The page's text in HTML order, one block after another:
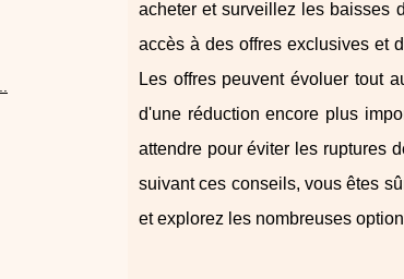
acheter et surveillez les baisses
accès à des offres exclusives et
Les offres peuvent évoluer tout
d'une réduction encore plus
attendre pour éviter les ruptures
suivant ces conseils, vous êtes
et explorez les nombreuses